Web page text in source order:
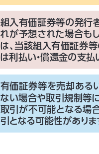
組入有価証券等の発行
れが予想された場合も
は、当該組入有価証券
は利払い・償還金の支払
有価証券等を売却ある
ない場合や取引規制等
取引が不可能となる場
引となる可能性がありま